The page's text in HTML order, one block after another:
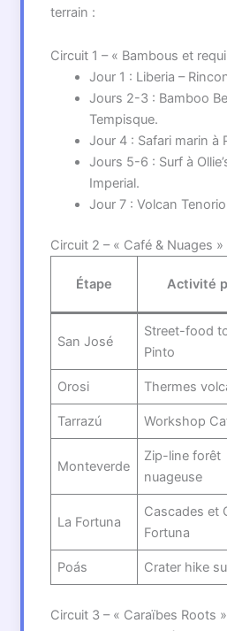
terrain :
Circuit 1 – « Bambous et
Jour 1 : Liberia –
Jours 2-3 : Bamboo
Tempisque.
Jour 4 : Safari marin à
Jours 5-6 : Surf à
Imperial.
Jour 7 : Volcan
Circuit 2 – « Café & Nuages
Étape Activité
San José
Street-food
Pinto
Orosi Thermes
Tarrazú Workshop
Monteverde
Zip-line forêt
nuageuse
La Fortuna
Cascades et
Fortuna
Poás Crater hike
Circuit 3 – « Caraïbes Roots